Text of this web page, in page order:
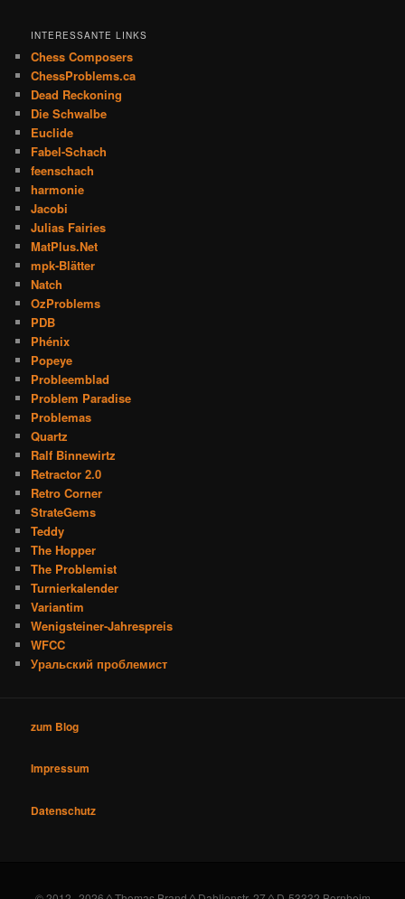
INTERESSANTE LINKS
Chess Composers
ChessProblems.ca
Dead Reckoning
Die Schwalbe
Euclide
Fabel-Schach
feenschach
harmonie
Jacobi
Julias Fairies
MatPlus.Net
mpk-Blätter
Natch
OzProblems
PDB
Phénix
Popeye
Probleemblad
Problem Paradise
Problemas
Quartz
Ralf Binnewirtz
Retractor 2.0
Retro Corner
StrateGems
Teddy
The Hopper
The Problemist
Turnierkalender
Variantim
Wenigsteiner-Jahrespreis
WFCC
Уральский проблемист
zum Blog
Impressum
Datenschutz